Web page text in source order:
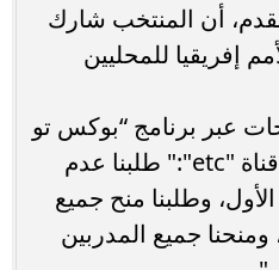
أن المنتخب شارك
إفريقيا للمحليين
عبر برنامج “بوكس تو
بوكس” الذي يذاع على قناة "etc":" طلبنا عدم
وطلبنا منح جميع
ومنحنا جميع المدربين